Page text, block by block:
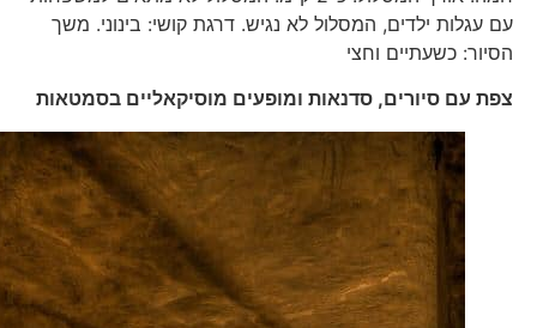
עם עגלות ילדים, המסלול לא נגיש. דרגת קושי: בינוני. משך
הסיור: כשעתיים וחצי
צפת עם סיורים, סדנאות ומופעים מוסיקאליים בסמטאות